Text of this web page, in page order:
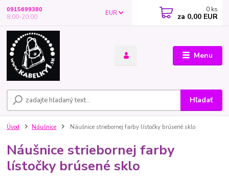
Menu
EUR
Hľadať
0915699380
8.00-20.00
0 ks
za 0,00 EUR
Úvod Náušnice Náušnice striebornej farby lístočky brúsené sklo
Náušnice striebornej farby
lístočky brúsené sklo